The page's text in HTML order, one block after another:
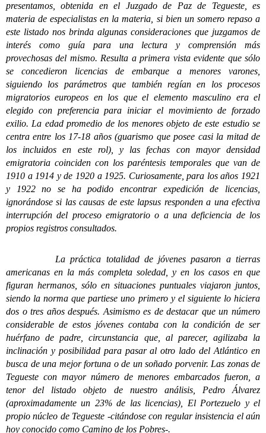
presentamos, obtenida en el Juzgado de Paz de Tegueste, es
materia de especialistas en la materia, si bien un somero repaso a
este listado nos brinda algunas consideraciones que juzgamos de
interés como guía para una lectura y comprensión más
provechosas del mismo. Resulta a primera vista evidente que sólo
se concedieron licencias de embarque a menores varones,
siguiendo los parámetros que también regían en los procesos
migratorios europeos en los que el elemento masculino era el
elegido con preferencia para iniciar el movimiento de forzado
exilio. La edad promedio de los menores objeto de este estudio se
centra entre los 17-18 años (guarismo que posee casi la mitad de
los incluidos en este rol), y las fechas con mayor densidad
emigratoria coinciden con los paréntesis temporales que van de
1910 a 1914 y de 1920 a 1925. Curiosamente, para los años 1921
y 1922 no se ha podido encontrar expedición de licencias,
ignorándose si las causas de este lapsus responden a una efectiva
interrupción del proceso emigratorio o a una deficiencia de los
propios registros consultados.
La práctica totalidad de jóvenes pasaron a tierras
americanas en la más completa soledad, y en los casos en que
figuran hermanos, sólo en situaciones puntuales viajaron juntos,
siendo la norma que partiese uno primero y el siguiente lo hiciera
dos o tres años después. Asimismo es de destacar que un número
considerable de estos jóvenes contaba con la condición de ser
huérfano de padre, circunstancia que, al parecer, agilizaba la
inclinación y posibilidad para pasar al otro lado del Atlántico en
busca de una mejor fortuna o de un soñado porvenir. Las zonas de
Tegueste con mayor número de menores embarcados fueron, a
tenor del listado objeto de nuestro análisis, Pedro Álvarez
(aproximadamente un 23% de las licencias), El Portezuelo y el
propio núcleo de Tegueste -citándose con regular insistencia el aún
hoy conocido como Camino de los Pobres-.